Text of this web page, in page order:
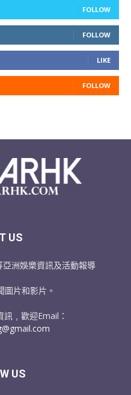
FOLLOW
FOLLOW
LIKE
FOLLOW
US
洲娛樂資訊及活動報導
圖片和影片。
﹐歡迎Email：
US